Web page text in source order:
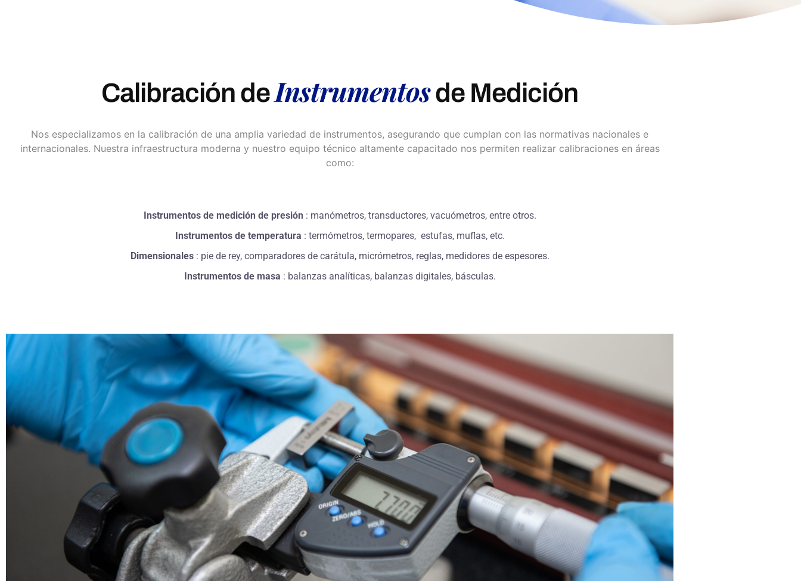
Calibración de Instrumentosde Medición
Nos especializamos en la calibración de una amplia variedad de instrumentos, asegurando que cumplan con las normativas nacionales e
internacionales. Nuestra infraestructura moderna y nuestro equipo técnico altamente capacitado nos permiten realizar calibraciones en áreas
como:
Instrumentos de medición de presión : manómetros, transductores, vacuómetros, entre otros.
Instrumentos de temperatura : termómetros, termopares, estufas, muflas, etc.
Dimensionales: pie de rey, comparadores de carátula, micrómetros, reglas, medidores de espesores.
Instrumentos de masa : balanzas analíticas, balanzas digitales, básculas.